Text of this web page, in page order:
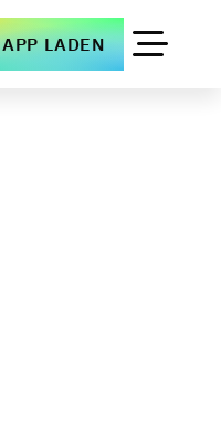
APP LADEN